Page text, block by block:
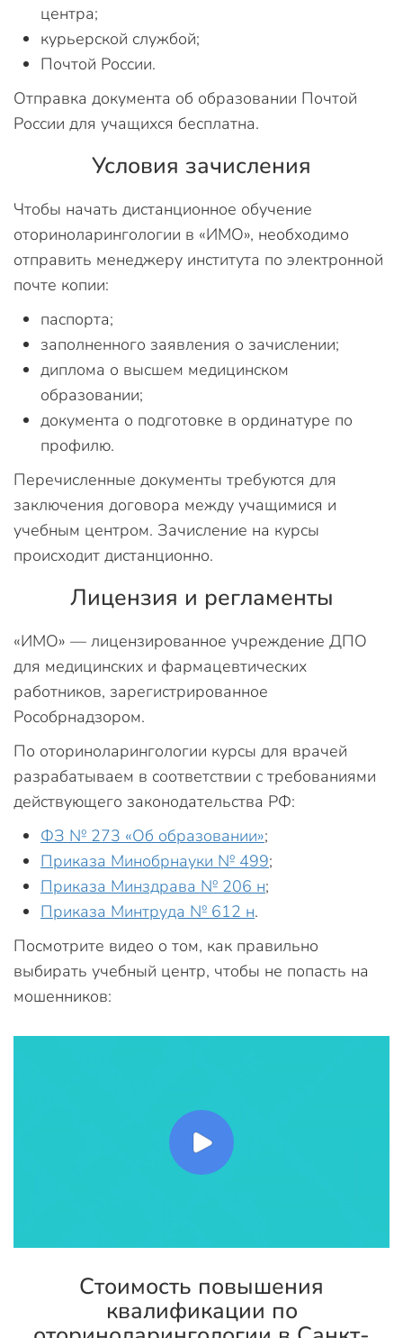
центра;
курьерской службой;
Почтой России.
Отправка документа об образовании Почтой
России для учащихся бесплатна.
Условия зачисления
Чтобы начать дистанционное обучение
оториноларингологии в «ИМО», необходимо
отправить менеджеру института по электронной
почте копии:
паспорта;
заполненного заявления о зачислении;
диплома о высшем медицинском
образовании;
документа о подготовке в ординатуре по
профилю.
Перечисленные документы требуются для
заключения договора между учащимися и
учебным центром. Зачисление на курсы
происходит дистанционно.
Лицензия и регламенты
«ИМО» — лицензированное учреждение ДПО
для медицинских и фармацевтических
работников, зарегистрированное
Рособрнадзором.
По оториноларингологии курсы для врачей
разрабатываем в соответствии с требованиями
действующего законодательства РФ:
ФЗ № 273 «Об образовании»;
Приказа Минобрнауки № 499;
Приказа Минздрава № 206 н;
Приказа Минтруда № 612 н.
Посмотрите видео о том, как правильно
выбирать учебный центр, чтобы не попасть на
мошенников:
Стоимость повышения
квалификации по